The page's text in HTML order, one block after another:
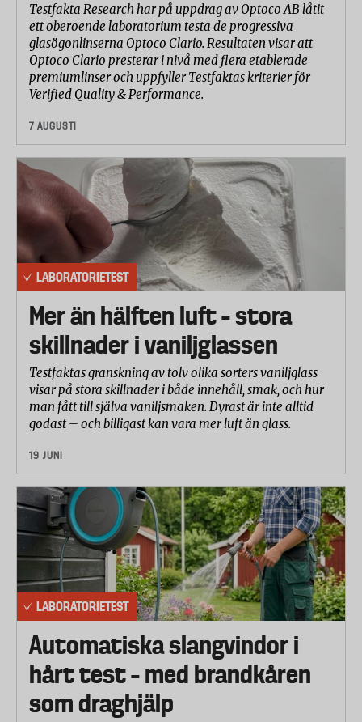
Testfakta Research har på uppdrag av Optoco AB låtit
ett oberoende laboratorium testa de progressiva
glasögonlinserna Optoco Clario. Resultaten visar att
Optoco Clario presterar i nivå med flera etablerade
premiumlinser och uppfyller Testfaktas kriterier för
Verified Quality & Performance.
7 AUGUSTI
LABORATORIETEST
Mer än hälften luft – stora
skillnader i vaniljglassen
Testfaktas granskning av tolv olika sorters vaniljglass
visar på stora skillnader i både innehåll, smak, och hur
man fått till själva vaniljsmaken. Dyrast är inte alltid
godast – och billigast kan vara mer luft än glass.
19 JUNI
LABORATORIETEST
Automatiska slangvindor i
hårt test – med brandkåren
som draghjälp